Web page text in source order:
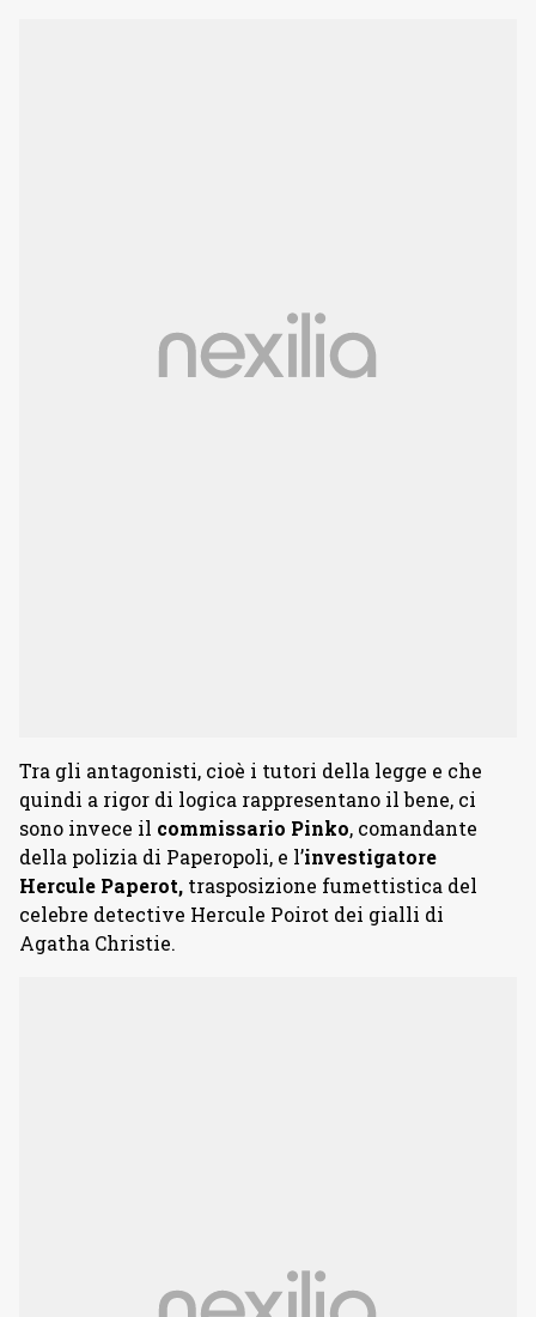
Tra gli antagonisti, cioè i tutori della legge e che
quindi a rigor di logica rappresentano il bene, ci
sono invece il commissario Pinko, comandante
della polizia di Paperopoli, e l’investigatore
Hercule Paperot, trasposizione fumettistica del
celebre detective Hercule Poirot dei gialli di
Agatha Christie.